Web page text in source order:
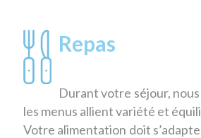
Repas
Durant votre séjour,
les menus allient variété et
Votre alimentation doit